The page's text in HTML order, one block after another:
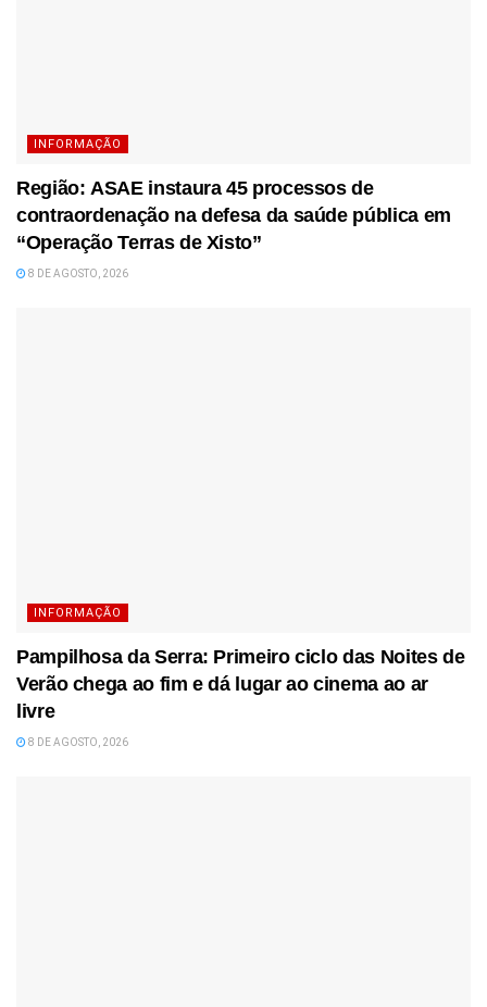
INFORMAÇÃO
Região: ASAE instaura 45 processos de
contraordenação na defesa da saúde pública em
“Operação Terras de Xisto”
8 DE AGOSTO, 2026
INFORMAÇÃO
Pampilhosa da Serra: Primeiro ciclo das Noites de
Verão chega ao fim e dá lugar ao cinema ao ar
livre
8 DE AGOSTO, 2026